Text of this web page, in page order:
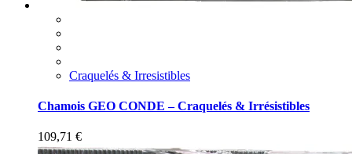
Craquelés & Irresistibles
Chamois GEO CONDE – Craquelés & Irrésistibles
109,71 €